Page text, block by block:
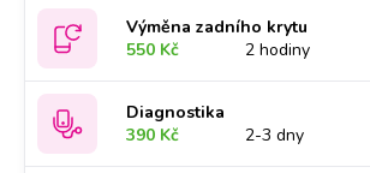
Výměna zadního krytu
550 Kč
2 hodiny
Diagnostika
390 Kč
2-3 dny